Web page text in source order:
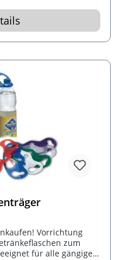
Vorrichtung
zum
für alle gängigen